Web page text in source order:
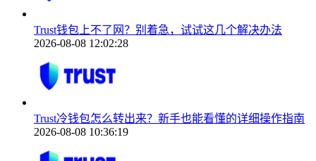
Trust钱包上不了网？别着急，试试这几个解决办法
2026-08-08 12:02:28
Trust冷钱包怎么转出来？新手也能看懂的详细操作指南
2026-08-08 10:36:19